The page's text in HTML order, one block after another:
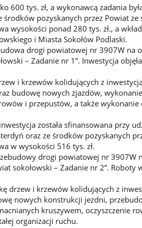
600 tys. zł, a wykonawcą zadania
środków pozyskanych przez Powiat
wysokości ponad 280 tys. zł., a
i Miasta Sokołów Podlaski.
drogi powiatowej nr 3907W na
– Zadanie nr 1”. Inwestycja
i krzewów kolidujących z
budowę nowych zjazdów,
i przepustów, a także
została sfinansowana przy
oraz ze środków pozyskanych
w wysokości 516 tys. zł.
drogi powiatowej nr 3907W
sokołowski – Zadanie nr 2”. Roboty
drzew i krzewów kolidujących z
nowych konstrukcji jezdni,
kruszywem, oczyszczenie
organizacji ruchu.